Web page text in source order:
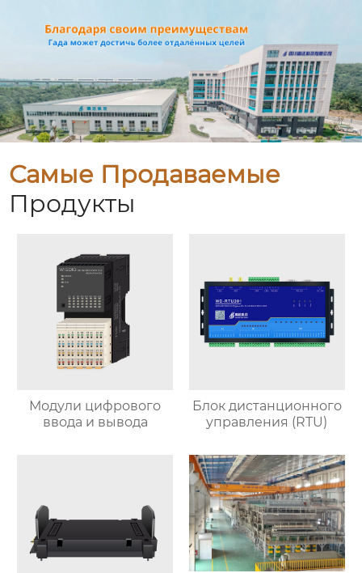
Самые Продаваемые
Продукты
Модули цифрового
ввода и вывода
Блок дистанционного
управления (RTU)